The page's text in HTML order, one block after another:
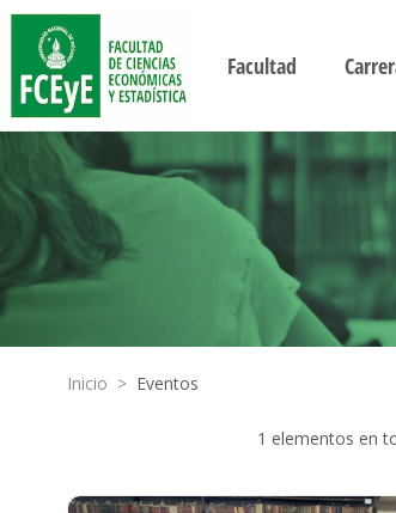
Facultad
Inicio > Eventos
1 elementos en